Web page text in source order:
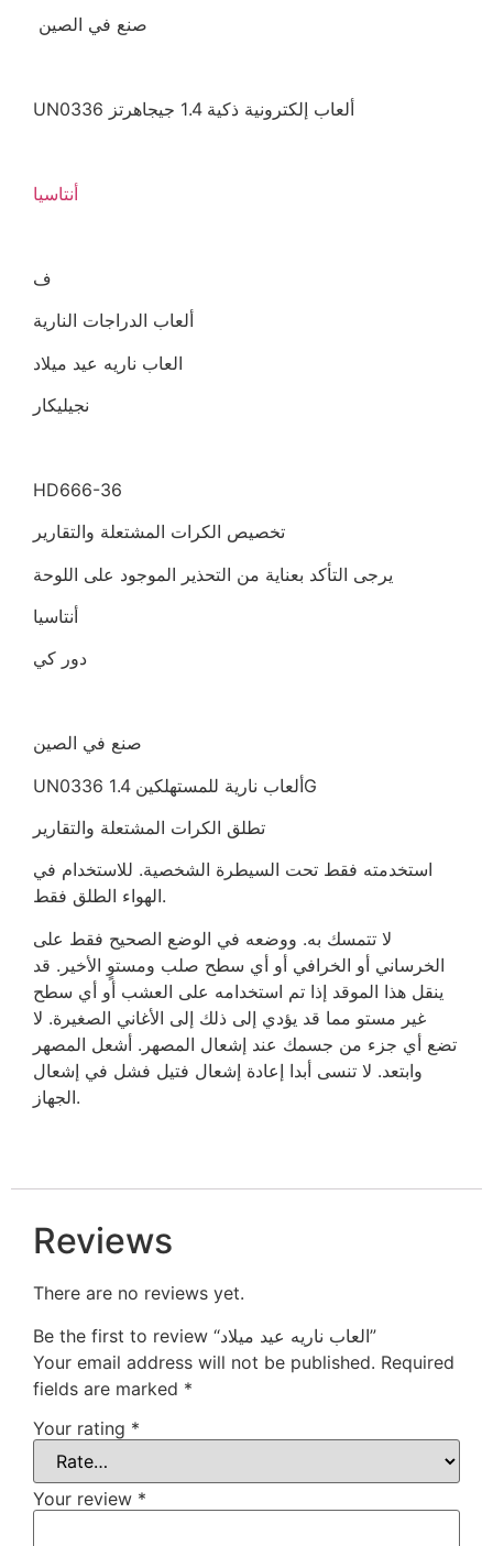
صنع في الصين
UN0336 ألعاب إلكترونية ذكية 1.4 جيجاهرتز
أنتاسيا
ف
ألعاب الدراجات النارية
العاب ناريه عيد ميلاد
نجيليكار
HD666-36
تخصيص الكرات المشتعلة والتقارير
يرجى التأكد بعناية من التحذير الموجود على اللوحة
أنتاسيا
دور كي
صنع في الصين
UN0336 ألعاب نارية للمستهلكين 1.4G
تطلق الكرات المشتعلة والتقارير
استخدمته فقط تحت السيطرة الشخصية. للاستخدام في
الهواء الطلق فقط.
لا تتمسك به. ووضعه في الوضع الصحيح فقط على
الخرساني أو الخرافي أو أي سطح صلب ومستوٍ الأخير. قد
ينقل هذا الموقد إذا تم استخدامه على العشب أو أي سطح
غير مستو مما قد يؤدي إلى ذلك إلى الأغاني الصغيرة. لا
تضع أي جزء من جسمك عند إشعال المصهر. أشعل المصهر
وابتعد. لا تنسى أبدا إعادة إشعال فتيل فشل في إشعال
الجهاز.
Reviews
There are no reviews yet.
Be the first to review “العاب ناريه عيد ميلاد”
Your email address will not be published. Required
fields are marked *
Your rating *
Your review *